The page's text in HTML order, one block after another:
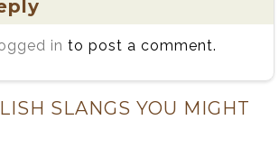
in to post a comment.
SLANGS YOU MIGHT